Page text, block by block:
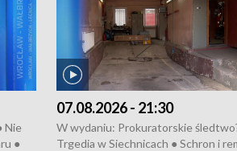
Nie
●
07.08.2026 - 21:30
W wydaniu: Prokuratorskie
Trgedia w Siechnicach ● Schron i